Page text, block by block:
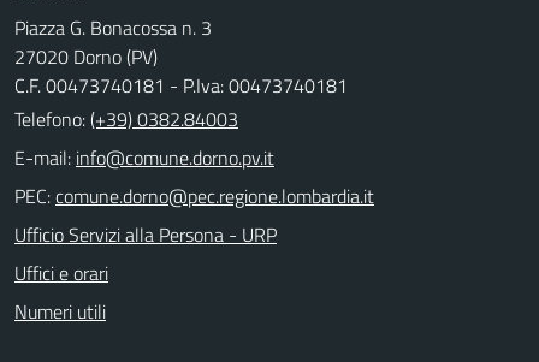
Piazza G. Bonacossa n. 3
27020 Dorno (PV)
C.F. 00473740181 - P.Iva: 00473740181
Telefono:(+39) 0382.84003
E-mail:
PEC:
Ufficio Servizi alla Persona - URP
Uffici e orari
Numeri utili